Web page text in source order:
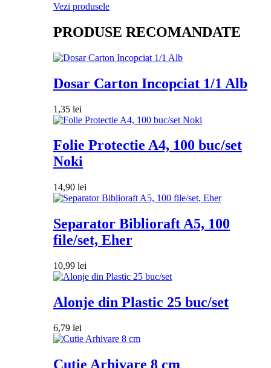
Vezi produsele
PRODUSE RECOMANDATE
Dosar Carton Incopciat 1/1 Alb
1,35 lei
Folie Protectie A4, 100 buc/set
Noki
14,90 lei
Separator Biblioraft A5, 100
file/set, Eher
10,99 lei
Alonje din Plastic 25 buc/set
6,79 lei
Cutie Arhivare 8 cm